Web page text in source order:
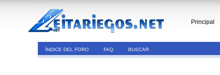
Principal
ÍNDICE DEL FORO FAQ BUSCAR